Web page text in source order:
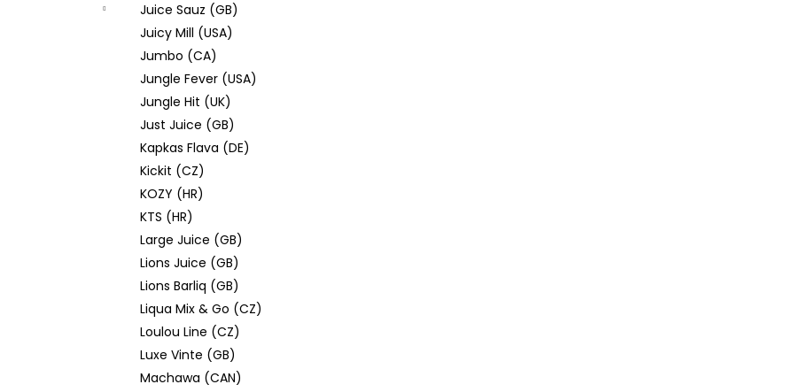
Juice Sauz (GB)
Juicy Mill (USA)
Jumbo (CA)
Jungle Fever (USA)
Jungle Hit (UK)
Just Juice (GB)
Kapkas Flava (DE)
Kickit (CZ)
KOZY (HR)
KTS (HR)
Large Juice (GB)
Lions Juice (GB)
Lions Barliq (GB)
Liqua Mix & Go (CZ)
Loulou Line (CZ)
Luxe Vinte (GB)
Machawa (CAN)